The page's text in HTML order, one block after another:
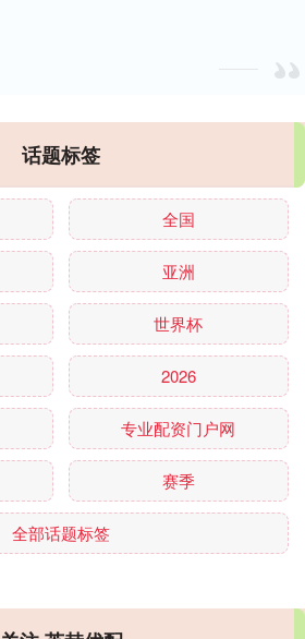
话题标签
全国
亚洲
世界杯
2026
专业配资门户网
赛季
全部话题标签